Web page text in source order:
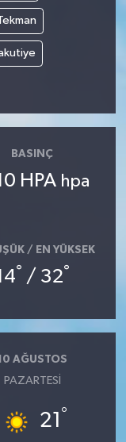
BASINÇ
HPA hpa
/ EN YÜKSEK
° / 32°
AĞUSTOS
PAZARTESI
21 °